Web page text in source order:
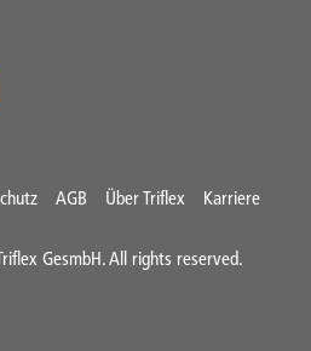
AGB Über Triflex
Karriere
GesmbH. All rights reserved.